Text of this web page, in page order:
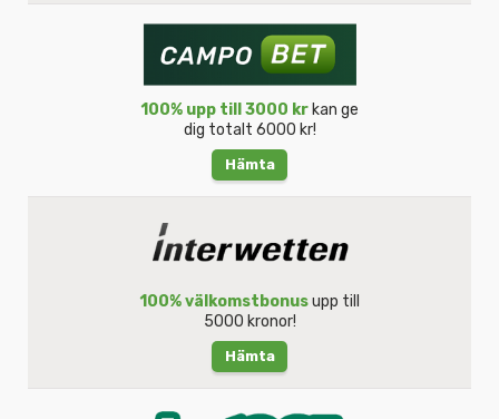
100% upp till 3000 kr kan ge
dig totalt 6000 kr!
Hämta
100% välkomstbonusupp till
5000 kronor!
Hämta